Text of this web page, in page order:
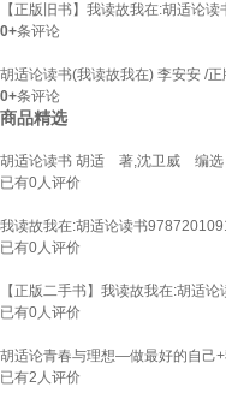
【正版旧书】我读故我在:胡适论读
0+条评论
胡适论读书(我读故我在) 李安安 /正
0+条评论
商品精选
胡适论读书 胡适 著,沈卫威 编选
已有0人评价
我读故我在:胡适论读书
已有0人评价
【正版二手书】我读故我在:胡适
已有0人评价
胡适论青春与理想—做最好的自己+
已有2 人评价